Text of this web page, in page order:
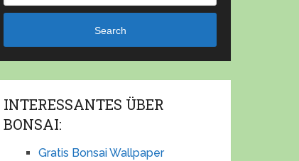
Search
INTERESSANTES ÜBER
BONSAI:
Gratis Bonsai Wallpaper